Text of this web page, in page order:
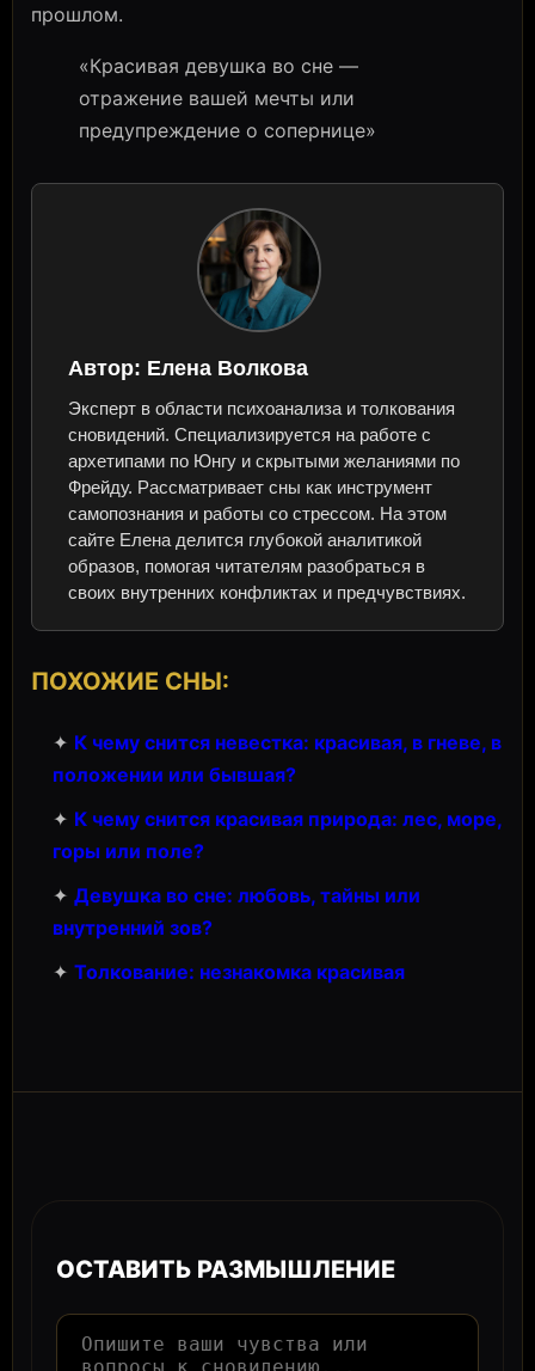
прошлом.
«Красивая девушка во сне —
отражение вашей мечты или
предупреждение о сопернице»
Автор: Елена Волкова
Эксперт в области психоанализа и толкования
сновидений. Специализируется на работе с
архетипами по Юнгу и скрытыми желаниями по
Фрейду. Рассматривает сны как инструмент
самопознания и работы со стрессом. На этом
сайте Елена делится глубокой аналитикой
образов, помогая читателям разобраться в
своих внутренних конфликтах и предчувствиях.
ПОХОЖИЕ СНЫ:
✦ К чему снится невестка: красивая, в гневе, в
положении или бывшая?
✦ К чему снится красивая природа: лес, море,
горы или поле?
✦ Девушка во сне: любовь, тайны или
внутренний зов?
✦ Толкование: незнакомка красивая
ОСТАВИТЬ РАЗМЫШЛЕНИЕ